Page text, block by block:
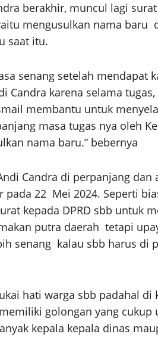
berakhir, muncul lagi
mengusulkan nama baru
saat itu.
senang setelah mendapat
Candra karena selama
membantu untuk
masa tugas nya oleh
nama baru.” bebernya
Candra di perpanjang
22 Mei 2024. Seperti
kepada DPRD sbb untuk
putra daerah tetapi
senang kalau sbb harus di
hati warga sbb padahal di
golongan yang
kepala kepala dinas